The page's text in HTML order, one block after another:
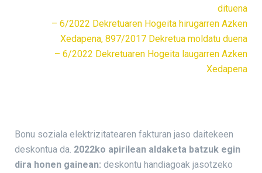
dituena
– 6/2022 Dekretuaren Hogeita hirugarren Azken
Xedapena, 897/2017 Dekretua moldatu duena
– 6/2022 Dekretuaren Hogeita laugarren Azken
Xedapena
Bonu soziala elektrizitatearen fakturan jaso daitekeen
deskontua da. 2022ko apirilean aldaketa batzuk egin
dira honen gainean: deskontu handiagoak jasotzeko